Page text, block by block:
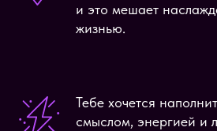
и это мешает
жизнью.
Тебе хочется
смыслом, энергией и